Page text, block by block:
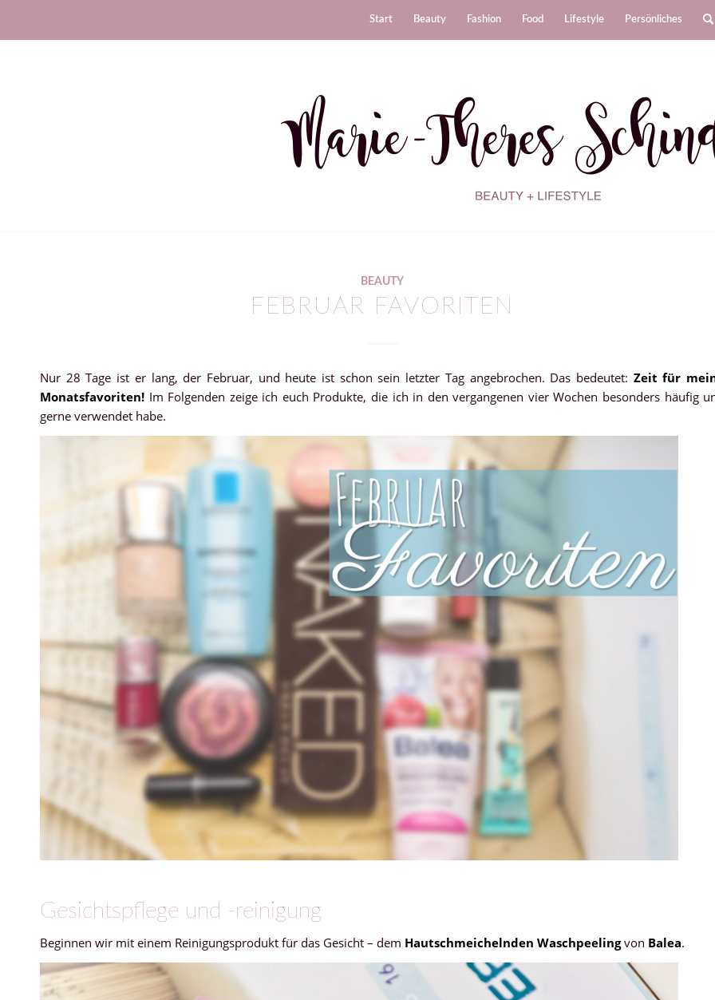
Start Beauty Fashion Food Lifestyle Persönliches
BEAUTY
FEBRUAR FAVORITEN
Nur 28 Tage ist er lang, der Februar, und heute ist schon sein letzter Tag angebrochen. Das bedeutet: Zeit für
Monatsfavoriten! Im Folgenden zeige ich euch Produkte, die ich in den vergangenen vier Wochen besonders häufig
gerne verwendet habe.
Gesichtspflege und -reinigung
Beginnen wir mit einem Reinigungsprodukt für das Gesicht – dem Hautschmeichelnden Waschpeelingvon Balea.